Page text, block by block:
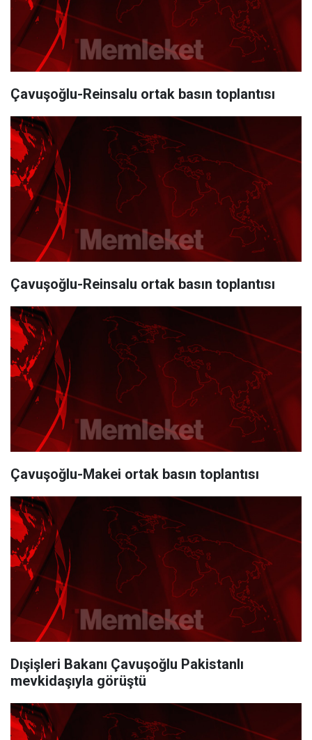
Çavuşoğlu-Reinsalu ortak basın toplantısı
Çavuşoğlu-Reinsalu ortak basın toplantısı
Çavuşoğlu-Makei ortak basın toplantısı
Dışişleri Bakanı Çavuşoğlu Pakistanlı
mevkidaşıyla görüştü